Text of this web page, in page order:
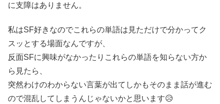
に支障はありません。
私はSF好きなのでこれらの単語は見ただけで分かってク
スッとする場面なんですが、
反面SFに興味がなかったりこれらの単語を知らない方か
ら見たら、
突然わけのわからない言葉が出てしかもそのまま話が進む
ので混乱してしまうんじゃないかと思います😥